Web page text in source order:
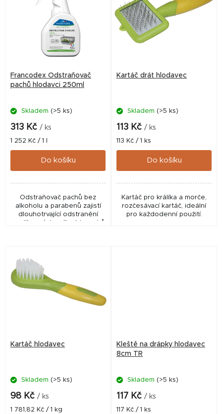
o
Francodex Odstraňovač
pachů hlodavci 250ml
Skladem (>5 ks)
313 Kč / ks
Měrná
cena:
1 252 Kč / 1 l
Do košíku
Odstraňovač pachů bez
alkoholu a parabenů zajistí
dlouhotrvající odstranění
nepříjemných zvířecích pachů
Kartáč drát hlodavec
Skladem (>5 ks)
113 Kč / ks
Měrná
cena:
113 Kč / 1 ks
Do košíku
Kartáč pro králíka a morče,
rozčesávací kartáč, ideální
pro každodenní použití.
Kartáč hlodavec
Skladem (>5 ks)
98 Kč / ks
Měrná
1 781,82 Kč / 1 kg
Kleště na drápky hlodavec
8cm TR
Skladem (>5 ks)
117 Kč / ks
Měrná
117 Kč / 1 ks